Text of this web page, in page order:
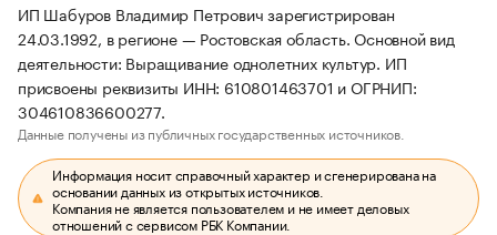
ИП Шабуров Владимир Петрович зарегистрирован
24.03.1992, в регионе — Ростовская область. Основной вид
деятельности: Выращивание однолетних культур. ИП
присвоены реквизиты ИНН: 610801463701 и ОГРНИП:
304610836600277.
Данные получены из публичных государственных источников.
Информация носит справочный характер и сгенерирована на
основании данных из открытых источников.
Компания не является пользователем и не имеет деловых
отношений с сервисом РБК Компании.